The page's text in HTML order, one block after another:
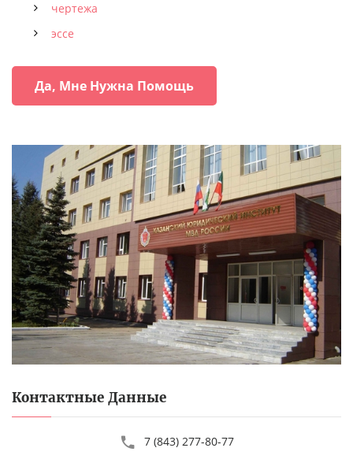
чертежа
эссе
Да, Мне Нужна Помощь
Контактные Данные
7 (843) 277-80-77